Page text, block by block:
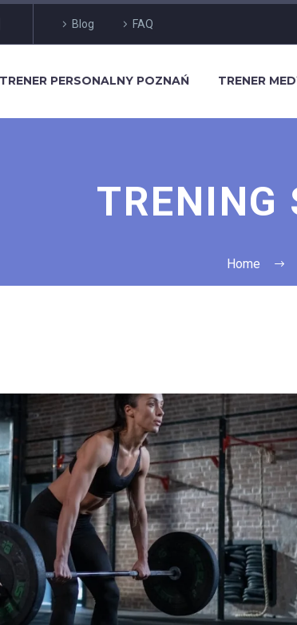
Blog FAQ
TRENER PERSONALNY POZNAŃ TRENER
TRENING
Home